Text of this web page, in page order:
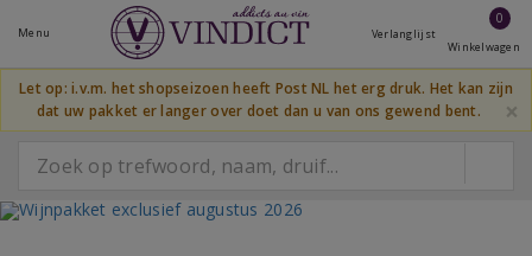
Menu Verlanglijst
0
Winkelwagen
Let op: i.v.m. het shopseizoen heeft Post NL het erg druk. Het kan zijn
dat uw pakket er langer over doet dan u van ons gewend bent.
×